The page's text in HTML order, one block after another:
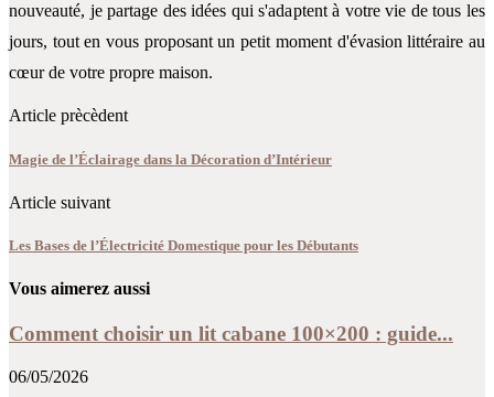
nouveauté, je partage des idées qui s'adaptent à votre vie de tous les
jours, tout en vous proposant un petit moment d'évasion littéraire au
cœur de votre propre maison.
Article prècèdent
Magie de l’Éclairage dans la Décoration d’Intérieur
Article suivant
Les Bases de l’Électricité Domestique pour les Débutants
Vous aimerez aussi
Comment choisir un lit cabane 100×200 : guide...
06/05/2026